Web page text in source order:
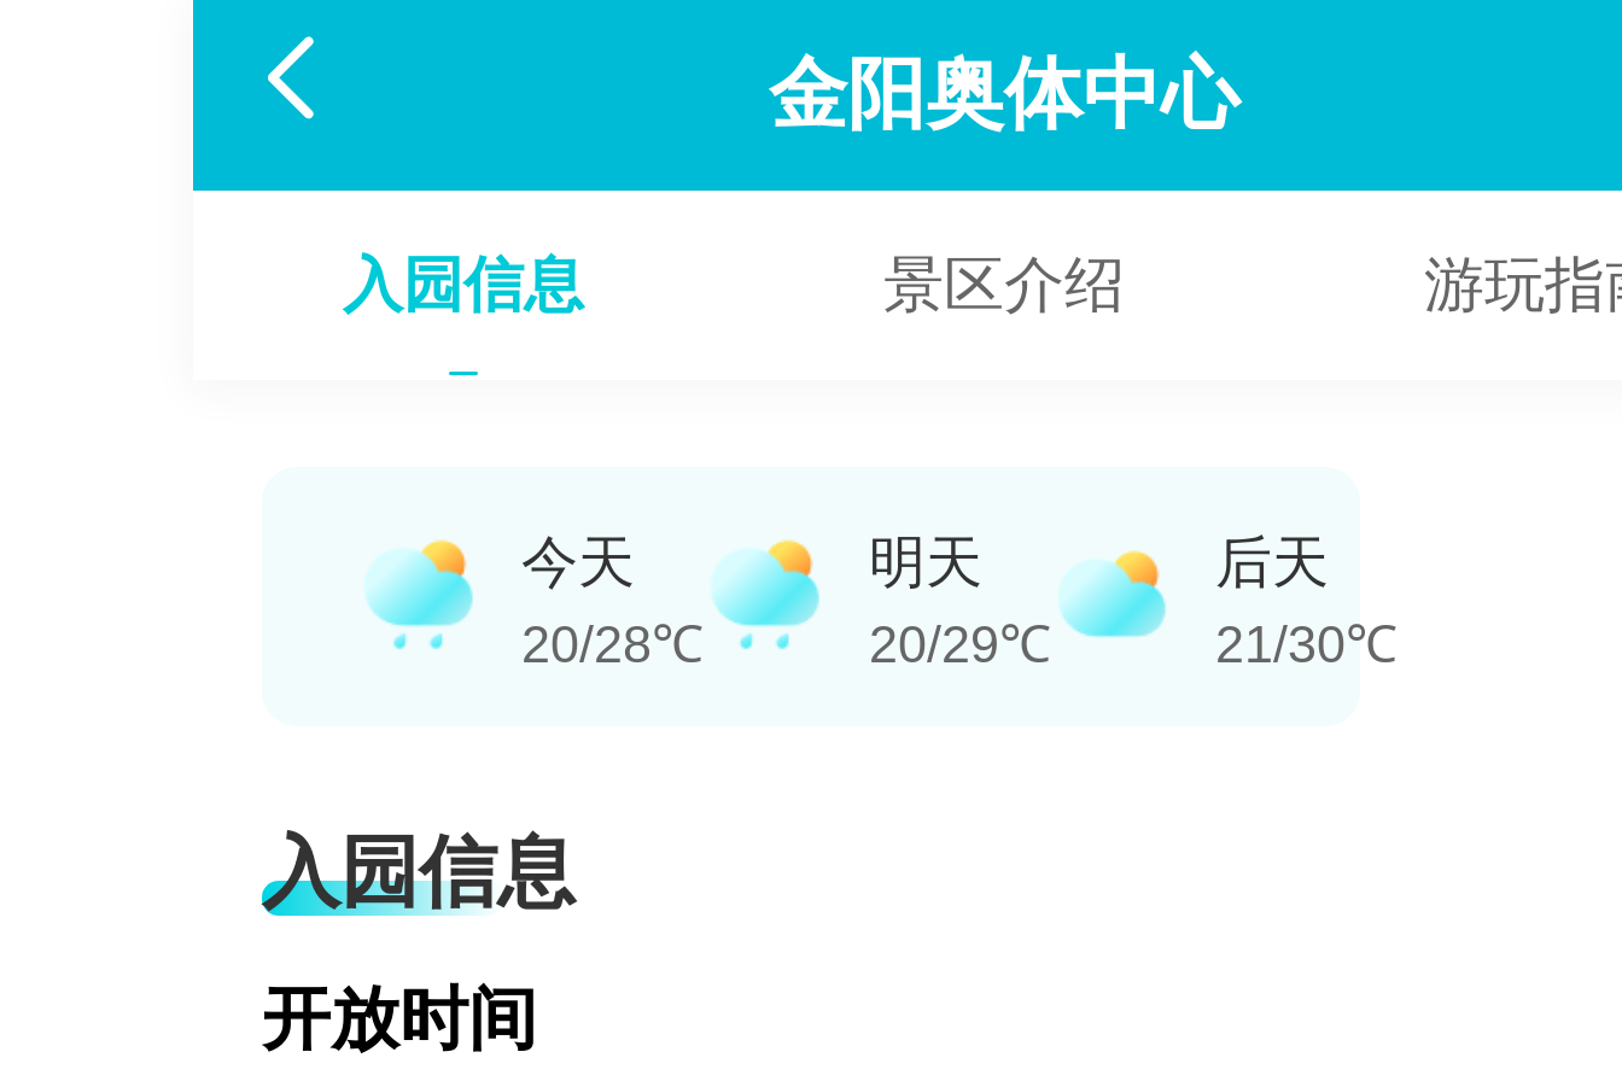
 ​金阳奥体中心
入园信息 景区介绍 游玩指
今天
20/28℃
明天
20/29℃
后天
21/30℃
入园信息
开放时间